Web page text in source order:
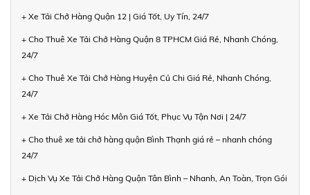
+ Xe Tải Chở Hàng Quận 12 | Giá Tốt, Uy Tín, 24/7
+ Cho Thuê Xe Tải Chở Hàng Quận 8 TPHCM Giá Rẻ, Nhanh Chóng,
24/7
+ Cho Thuê Xe Tải Chở Hàng Huyện Củ Chi Giá Rẻ, Nhanh Chóng,
24/7
+ Xe Tải Chở Hàng Hóc Môn Giá Tốt, Phục Vụ Tận Nơi | 24/7
+ Cho thuê xe tải chở hàng quận Bình Thạnh giá rẻ – nhanh chóng
24/7
+ Dịch Vụ Xe Tải Chở Hàng Quận Tân Bình – Nhanh, An Toàn, Trọn Gói